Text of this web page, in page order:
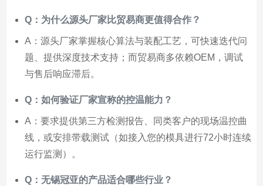
Q：为什么源头厂家比贸易商更值得合作？
A：源头厂家掌握核心算法与装配工艺，可快速迭代问
题、提供深度技术支持；而贸易商多依赖OEM，调试
与售后响应滞后。
Q：如何验证厂家宣称的控温能力？
A：要求提供第三方检测报告、同类客户的现场温控曲
线，或安排带载测试（如接入您的模具进行72小时连续
运行监测）。
Q：无锡冠亚的产品适合哪些行业？